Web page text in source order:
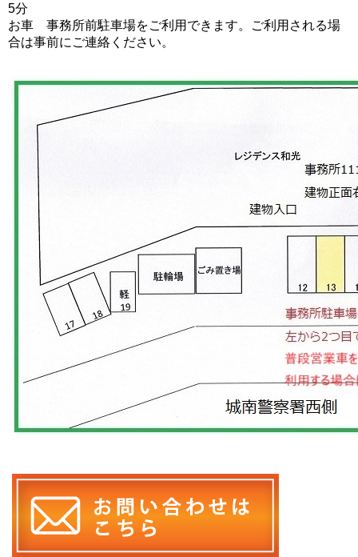
5分
お車 事務所前駐車場をご利用できます。ご利用される場
合は事前にご連絡ください。